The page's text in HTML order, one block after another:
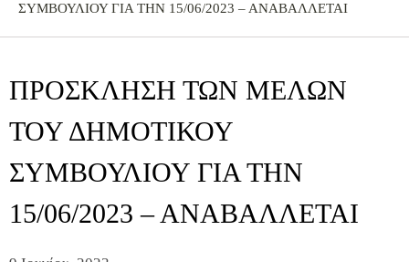
ΣΥΜΒΟΥΛΙΟΥ ΓΙΑ ΤΗΝ 15/06/2023 – ΑΝΑΒΑΛΛΕΤΑΙ
ΠΡΟΣΚΛΗΣΗ ΤΩΝ ΜΕΛΩΝ
ΤΟΥ ΔΗΜΟΤΙΚΟΥ
ΣΥΜΒΟΥΛΙΟΥ ΓΙΑ ΤΗΝ
15/06/2023 – ΑΝΑΒΑΛΛΕΤΑΙ